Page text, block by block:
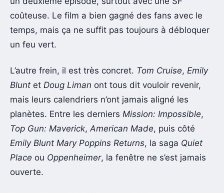
coûteuse. Le film a bien gagné des fans avec le
temps, mais ça ne suffit pas toujours à débloquer
un feu vert.
L’autre frein, il est très concret. Tom Cruise, Emily
Blunt et Doug Liman ont tous dit vouloir revenir,
mais leurs calendriers n’ont jamais aligné les
planètes. Entre les derniers Mission: Impossible,
Top Gun: Maverick, American Made, puis côté
Emily Blunt Mary Poppins Returns, la saga Quiet
Place ou Oppenheimer, la fenêtre ne s’est jamais
ouverte.